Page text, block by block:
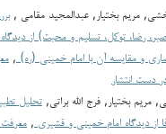
مریم بختیار, عبدالمجید مقامی ,
رضا، توکل، تسلیم و محبت) از
و مقایسه آن با امام خمینی (ره) ,
دست انتشار
مریم بختیار, فرج الله براتی, تحلیل
از دیدگاه امام خمینی و قشیری ,